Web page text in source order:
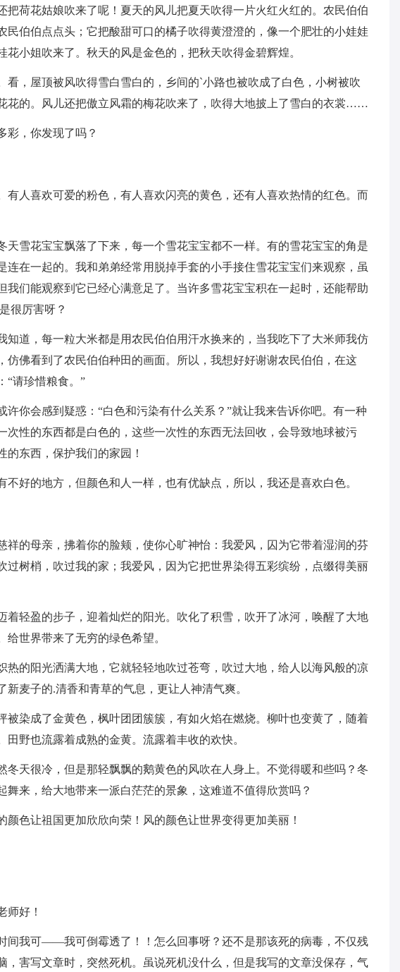
把荷花姑娘吹来了呢！夏天的风儿把夏天吹得一片火红火红的。农民伯伯
民伯伯点点头；它把酸甜可口的橘子吹得黄澄澄的，像一个肥壮的小娃娃
花小姐吹来了。秋天的风是金色的，把秋天吹得金碧辉煌。
看，屋顶被风吹得雪白雪白的，乡间的`小路也被吹成了白色，小树被吹
花的。风儿还把傲立风霜的梅花吹来了，吹得大地披上了雪白的衣裳……
彩，你发现了吗？
有人喜欢可爱的粉色，有人喜欢闪亮的黄色，还有人喜欢热情的红色。而
天雪花宝宝飘落了下来，每一个雪花宝宝都不一样。有的雪花宝宝的角是
连在一起的。我和弟弟经常用脱掉手套的小手接住雪花宝宝们来观察，虽
我们能观察到它已经心满意足了。当许多雪花宝宝积在一起时，还能帮助
很厉害呀？
知道，每一粒大米都是用农民伯伯用汗水换来的，当我吃下了大米师我仿
仿佛看到了农民伯伯种田的画面。所以，我想好好谢谢农民伯伯，在这
“请珍惜粮食。”
许你会感到疑惑：“白色和污染有什么关系？”就让我来告诉你吧。有一种
次性的东西都是白色的，这些一次性的东西无法回收，会导致地球被污
的东西，保护我们的家园！
不好的地方，但颜色和人一样，也有优缺点，所以，我还是喜欢白色。
祥的母亲，拂着你的脸颊，使你心旷神怡：我爱风，囚为它带着湿润的芬
过树梢，吹过我的家；我爱风，因为它把世界染得五彩缤纷，点缀得美丽
着轻盈的步子，迎着灿烂的阳光。吹化了积雪，吹开了冰河，唤醒了大地
世界带来了无穷的绿色希望。
热的阳光洒满大地，它就轻轻地吹过苍弯，吹过大地，给人以海风般的凉
新麦子的.清香和青草的气息，更让人神清气爽。
被染成了金黄色，枫叶团团簇簇，有如火焰在燃烧。柳叶也变黄了，随着
田野也流露着成熟的金黄。流露着丰收的欢快。
冬天很冷，但是那轻飘飘的鹅黄色的风吹在人身上。不觉得暖和些吗？冬
舞来，给大地带来一派白茫茫的景象，这难道不值得欣赏吗？
颜色让祖国更加欣欣向荣！风的颜色让世界变得更加美丽！
师好！
间我可——我可倒霉透了！！怎么回事呀？还不是那该死的病毒，不仅残
，害写文章时，突然死机。虽说死机没什么，但是我写的文章没保存，气